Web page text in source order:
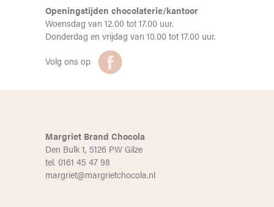
Openingstijden chocolaterie/kantoor
Woensdag van 12.00 tot 17.00 uur.
Donderdag en vrijdag van 10.00 tot 17.00 uur.
Volg ons op
Margriet Brand Chocola
Den Bulk 1, 5126 PW Gilze
tel. 0161 45 47 98
margriet@margrietchocola.nl